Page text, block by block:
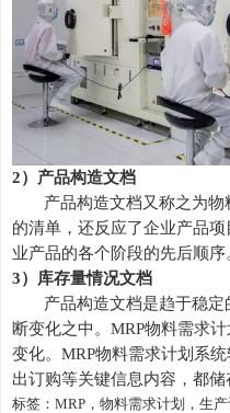
2）产品构造文档
产品构造文档又称之为
的清单，还反应了企业产品
业产品的各个阶段的先后顺序
3）库存量情况文档
产品构造文档是趋于稳
断变化之中。 MRP物料需求计
变化。 MRP物料需求计划 系
出订购等关键信息内容，都储
标签： MRP ，物料需求计划，生产